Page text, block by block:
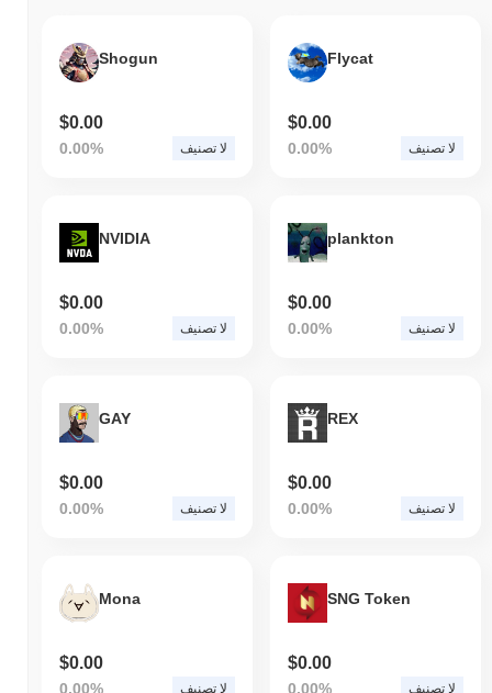
Shogun
$0.00
0.00% لا تصنيف
Flycat
$0.00
0.00% لا تصنيف
NVIDIA
$0.00
0.00% لا تصنيف
plankton
$0.00
0.00% لا تصنيف
GAY
$0.00
0.00% لا تصنيف
REX
$0.00
0.00% لا تصنيف
Mona
$0.00
0.00% لا تصنيف
SNG Token
$0.00
0.00% لا تصنيف